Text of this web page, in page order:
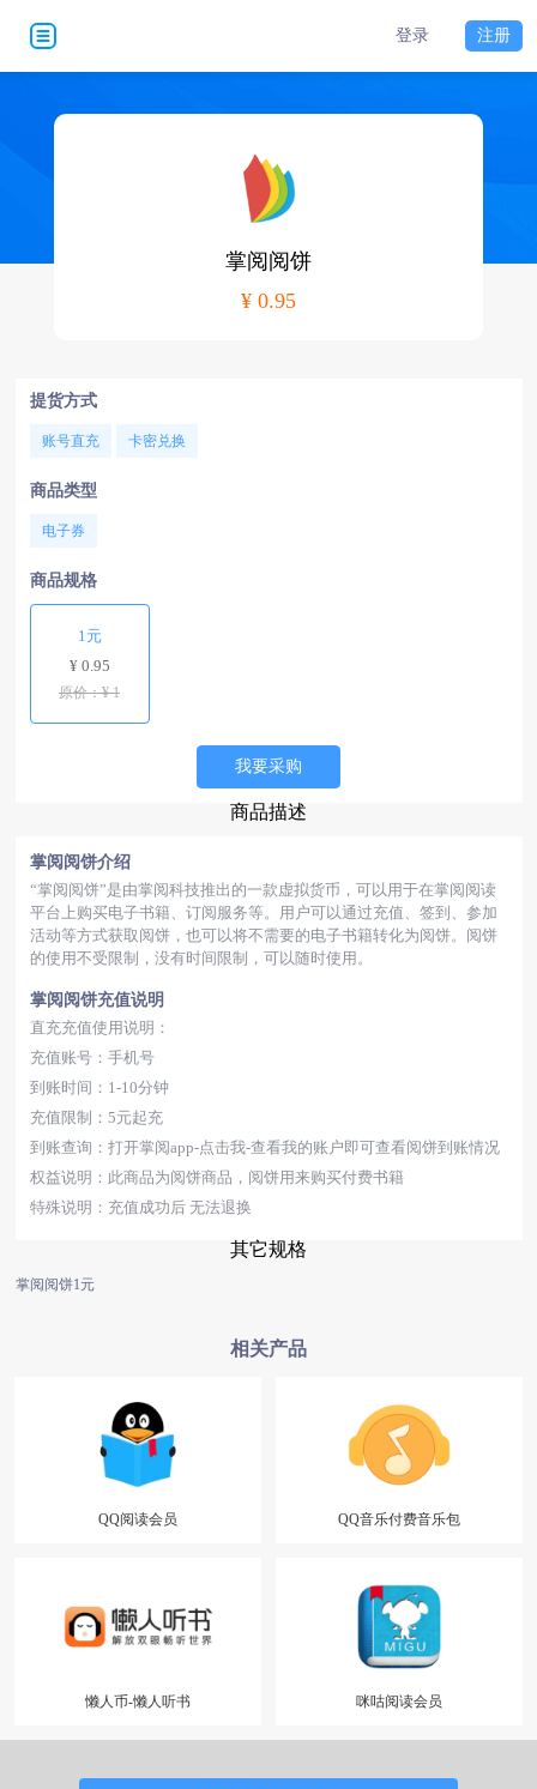
登录 注册
掌阅阅饼
¥ 0.95
提货方式
账号直充 卡密兑换
商品类型
电子券
商品规格
1元
¥ 0.95
原价：¥ 1
我要采购
商品描述
掌阅阅饼介绍
“掌阅阅饼”是由掌阅科技推出的一款虚拟货币，可以用于在掌阅阅读
平台上购买电子书籍、订阅服务等。用户可以通过充值、签到、参加
活动等方式获取阅饼，也可以将不需要的电子书籍转化为阅饼。阅饼
的使用不受限制，没有时间限制，可以随时使用。
掌阅阅饼充值说明
直充充值使用说明：
充值账号：手机号
到账时间：1-10分钟
充值限制：5元起充
到账查询：打开掌阅app-点击我-查看我的账户即可查看阅饼到账情况
权益说明：此商品为阅饼商品，阅饼用来购买付费书籍
特殊说明：充值成功后 无法退换
其它规格
掌阅阅饼1元
相关产品
QQ阅读会员 QQ音乐付费音乐包
懒人币-懒人听书 咪咕阅读会员